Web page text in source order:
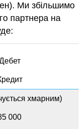
Ми збільшимо
партнера на
хмарним)
000